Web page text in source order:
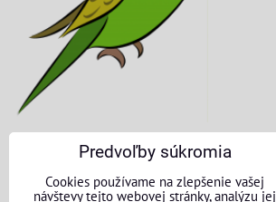
KONTAKTNÉ ÚDAJE
Predvoľby súkromia
Cookies používame na zlepšenie vašej
návštevy tejto webovej stránky, analýzu jej